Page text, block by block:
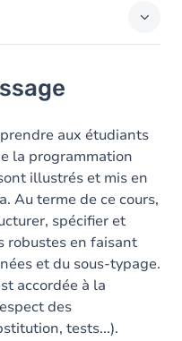
aux étudiants
la programmation
illustrés et mis en
Au terme de ce cours,
spécifier et
robustes en faisant
et du sous-typage.
accordée à la
des
tests...).